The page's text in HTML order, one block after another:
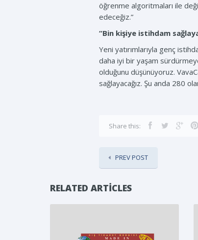
öğrenme algoritmaları ile
edeceğiz.”
“Bin kişiye istihdam
Yeni yatırımlarıyla genç
daha iyi bir yaşam
olduğunu düşünüyoruz.
sağlayacağız. Şu anda 280
Share this:
PREV POST
RELATED ARTICLES